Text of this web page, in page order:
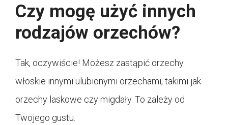
Czy mogę użyć innych
rodzajów orzechów?
Tak, oczywiście! Możesz zastąpić orzechy
włoskie innymi ulubionymi orzechami, takimi jak
orzechy laskowe czy migdały. To zależy od
Twojego gustu.